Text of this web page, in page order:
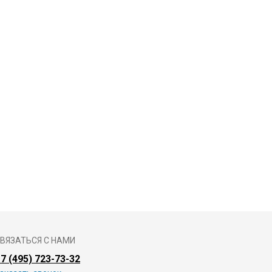
С НАМИ
(495) 723-73-32